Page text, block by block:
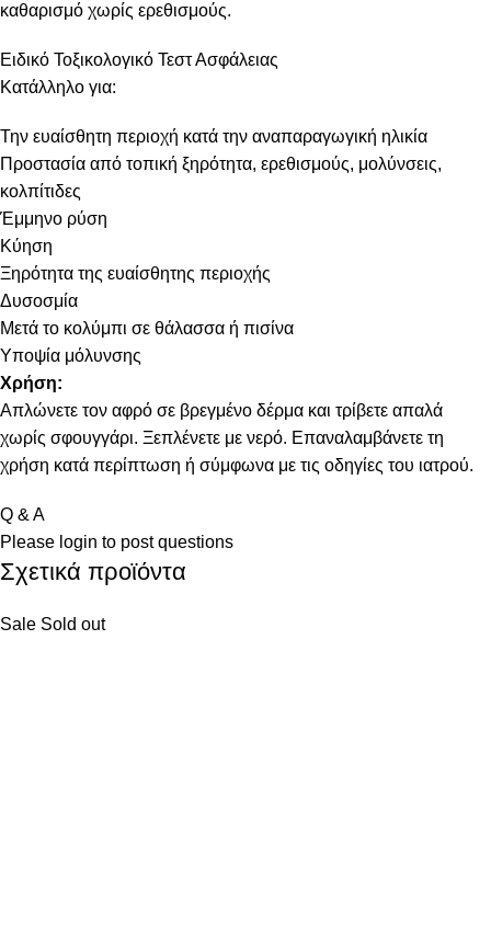
καθαρισμό χωρίς ερεθισμούς.
Ειδικό Τοξικολογικό Τεστ Ασφάλειας
Κατάλληλο για:
Την ευαίσθητη περιοχή κατά την αναπαραγωγική ηλικία
Προστασία από τοπική ξηρότητα, ερεθισμούς, μολύνσεις,
κολπίτιδες
Έμμηνο ρύση
Κύηση
Ξηρότητα της ευαίσθητης περιοχής
Δυσοσμία
Μετά το κολύμπι σε θάλασσα ή πισίνα
Υποψία μόλυνσης
Χρήση:
Απλώνετε τον αφρό σε βρεγμένο δέρμα και τρίβετε απαλά
χωρίς σφουγγάρι. Ξεπλένετε με νερό. Επαναλαμβάνετε τη
χρήση κατά περίπτωση ή σύμφωνα με τις οδηγίες του ιατρού.
Q & A
Please login to post questions
Σχετικά προϊόντα
Sale Sold out